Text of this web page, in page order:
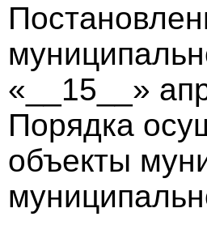
«__15__»
Порядка
объекты